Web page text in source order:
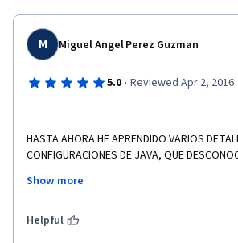
M Miguel Angel Perez Guzman
5.0 · Reviewed Apr 2, 2016
HASTA AHORA HE APRENDIDO VARIOS
CONFIGURACIONES DE JAVA, QUE
APLICACION PARA ANDROID UTILIZANDO
CONFUSAS LAS EXPLICACIONES QUE HE
Show more
Helpful